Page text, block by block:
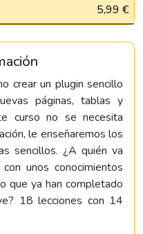
5,99 €
crear un plugin sencillo
páginas, tablas y
curso no se necesita
le enseñaremos los
sencillos. ¿A quién va
unos conocimientos
que ya han completado
18 lecciones con 14